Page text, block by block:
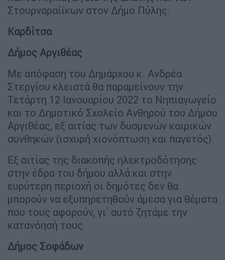
Στουρναραίϊκων στον Δήμο Πύλης.
Καρδίτσα
Δήμος Αργιθέας
Με απόφαση του Δημάρχου κ. Ανδρέα
Στεργίου κλειστά θα παραμείνουν την
Τετάρτη 12 Ιανουαρίου 2022 το Νηπιαγωγείο
και το Δημοτικό Σχολείο Ανθηρού του Δήμου
Αργιθέας, εξ αιτίας των δυσμενών καιρικών
συνθηκών (ισχυρή χιονόπτωση και παγετός).
Εξ αιτίας της διακοπής ηλεκτροδότησης
στην έδρα του δήμου αλλά και στην
ευρύτερη περιοχή οι δημότες δεν θα
μπορούν να εξυπηρετηθούν άμεσα για θέματα
που τους αφορούν, γι΄ αυτό ζητάμε την
κατανόησή τους.
Δήμος Σοφάδων